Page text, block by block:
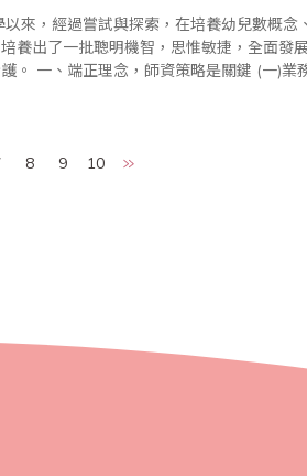
來，經過嘗試與探索，在培養幼兒數概念
養出了一批聰明機智，思惟敏捷，全面發
珠心算是
8 9 10